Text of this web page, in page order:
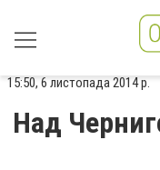
15:50, 6 листопада 2014 р.
Над